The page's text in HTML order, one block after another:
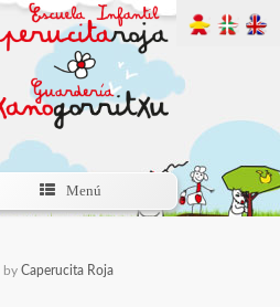
Menú
by Caperucita Roja